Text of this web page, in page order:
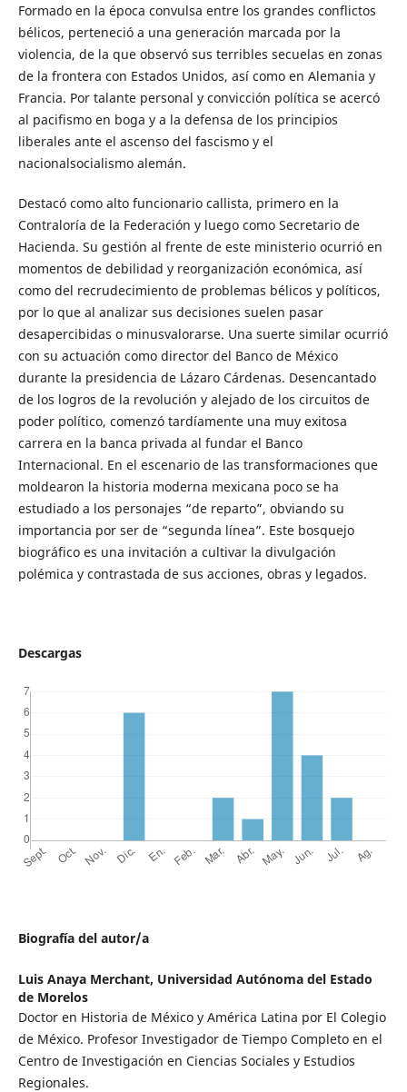
Formado en la época convulsa entre los grandes conflictos
bélicos, perteneció a una generación marcada por la
violencia, de la que observó sus terribles secuelas en zonas
de la frontera con Estados Unidos, así como en Alemania y
Francia. Por talante personal y convicción política se acercó
al pacifismo en boga y a la defensa de los principios
liberales ante el ascenso del fascismo y el
nacionalsocialismo alemán.
Destacó como alto funcionario callista, primero en la
Contraloría de la Federación y luego como Secretario de
Hacienda. Su gestión al frente de este ministerio ocurrió en
momentos de debilidad y reorganización económica, así
como del recrudecimiento de problemas bélicos y políticos,
por lo que al analizar sus decisiones suelen pasar
desapercibidas o minusvalorarse. Una suerte similar ocurrió
con su actuación como director del Banco de México
durante la presidencia de Lázaro Cárdenas. Desencantado
de los logros de la revolución y alejado de los circuitos de
poder político, comenzó tardíamente una muy exitosa
carrera en la banca privada al fundar el Banco
Internacional. En el escenario de las transformaciones que
moldearon la historia moderna mexicana poco se ha
estudiado a los personajes “de reparto”, obviando su
importancia por ser de “segunda línea”. Este bosquejo
biográfico es una invitación a cultivar la divulgación
polémica y contrastada de sus acciones, obras y legados.
Descargas
Biografía del autor/a
Luis Anaya Merchant, Universidad Autónoma del Estado
de Morelos
Doctor en Historia de México y América Latina por El Colegio
de México. Profesor Investigador de Tiempo Completo en el
Centro de Investigación en Ciencias Sociales y Estudios
Regionales.